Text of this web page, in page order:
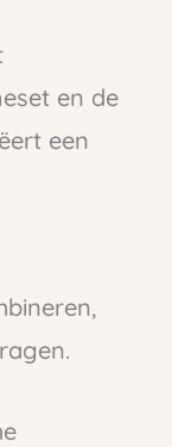
en de
een